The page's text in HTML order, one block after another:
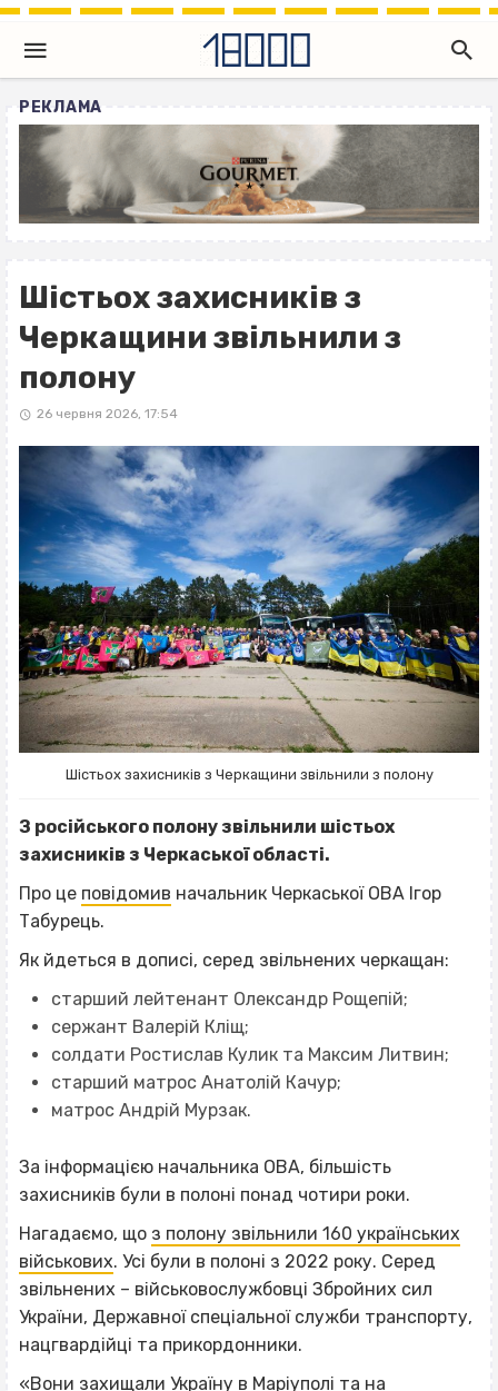
РЕКЛАМА
Шістьох захисників з
Черкащини звільнили з
полону
26 червня 2026, 17:54
Шістьох захисників з Черкащини звільнили з полону
З російського полону звільнили шістьох
захисників з Черкаської області.
Про це повідомив начальник Черкаської ОВА Ігор
Табурець.
Як йдеться в дописі, серед звільнених черкащан:
старший лейтенант Олександр Рощепій;
сержант Валерій Кліщ;
солдати Ростислав Кулик та Максим Литвин;
старший матрос Анатолій Качур;
матрос Андрій Мурзак.
За інформацією начальника ОВА, більшість
захисників були в полоні понад чотири роки.
Нагадаємо, що з полону звільнили 160 українських
військових. Усі були в полоні з 2022 року. Серед
звільнених – військовослужбовці Збройних сил
України, Державної спеціальної служби транспорту,
нацгвардійці та прикордонники.
«Вони захищали Україну в Маріуполі та на